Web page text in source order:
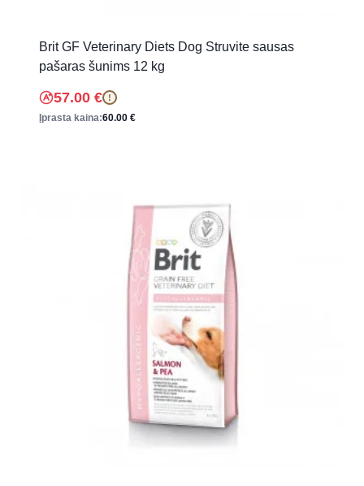
Brit GF Veterinary Diets Dog Struvite sausas
pašaras šunims 12 kg
57.00 € !
Įprasta kaina:60.00 €